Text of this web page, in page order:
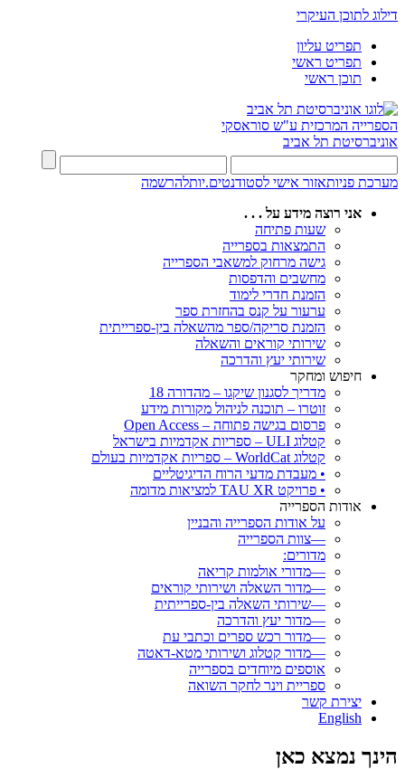
דילוג לתוכן העיקרי
תפריט עליון
תפריט ראשי
תוכן ראשי
הספרייה המרכזית ע"ש סוראסקי
אוניברסיטת תל אביב
מערכת פניותאזור אישי לסטודנטים.יותלהרשמה
אני רוצה מידע על . . .
שעות פתיחה
התמצאות בספרייה
גישה מרחוק למשאבי הספרייה
מחשבים והדפסות
הזמנת חדרי לימוד
ערעור על קנס בהחזרת ספר
הזמנת סריקה/ספר מהשאלה בין-ספרייתית
שירותי קוראים והשאלה
שירותי יעץ והדרכה
חיפוש ומחקר
מדריך לסגנון שיקגו – מהדורה 18
זוטרו – תוכנה לניהול מקורות מידע
פרסום בגישה פתוחה – Open Access
קטלוג ULI – ספריות אקדמיות בישראל
קטלוג WorldCat – ספריות אקדמיות בעולם
• מעבדת מדעי הרוח הדיגיטליים
• פרויקט TAU XR למציאות מדומה
אודות הספרייה
על אודות הספרייה והבניין
—צוות הספרייה
מדורים:
—מדורי אולמות קריאה
—מדור השאלה ושירותי קוראים
—שירותי השאלה בין-ספרייתית
—מדור יעץ והדרכה
—מדור רכש ספרים וכתבי עת
—מדור קטלוג ושירותי מטא-דאטה
אוספים מיוחדים בספרייה
ספריית וינר לחקר השואה
יצירת קשר
English
הינך נמצא כאן